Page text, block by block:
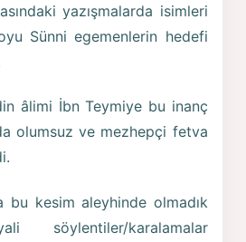
yazışmalarda isimleri
Sünni egemenlerin hedefi
âlimi İbn Teymiye bu inanç
olumsuz ve mezhepçi fetva
bu kesim aleyhinde olmadık
söylentiler/karalamalar